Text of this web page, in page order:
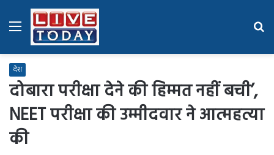
Menu
देश
दोबारा परीक्षा देने की हिम्मत नहीं बची’,
NEET परीक्षा की उम्मीदवार ने आत्महत्या
की